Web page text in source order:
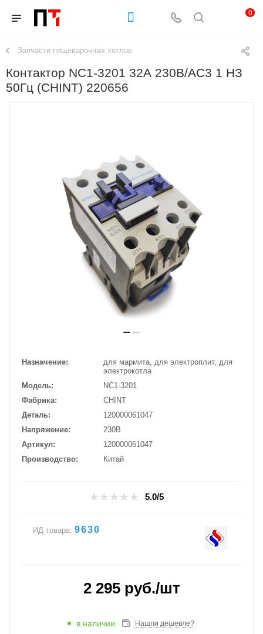
0
Запчасти пищеварочных котлов
Контактор NC1-3201 32А 230В/АС3 1 НЗ
50Гц (CHINT) 220656
Назначение
для мармита, для электроплит, для
электрокотла
Модель
NC1-3201
Фабрика
CHINT
Деталь
120000061047
Напряжение
230В
Артикул
120000061047
Производство
Китай
5.0/5
ИД товара: 9630
2 295руб./шт
в наличии Нашли дешевле?